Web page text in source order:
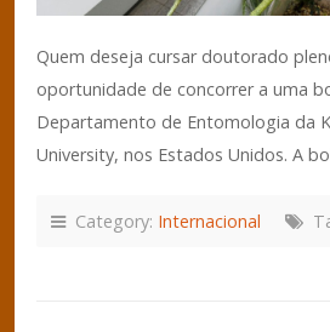
Quem deseja cursar doutorado
oportunidade de concorrer a uma
Departamento de Entomologia da
University, nos Estados Unidos. A
Category: Internacional